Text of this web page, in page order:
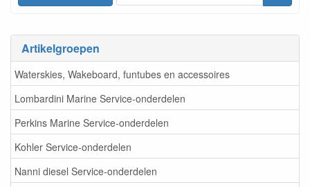
Artikelgroepen
Waterskies, Wakeboard, funtubes en accessoires
Lombardini Marine Service-onderdelen
Perkins Marine Service-onderdelen
Kohler Service-onderdelen
Nanni diesel Service-onderdelen